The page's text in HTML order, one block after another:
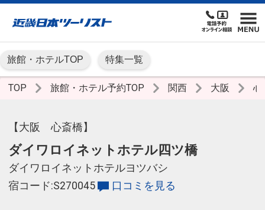
旅館・ホテルTOP 特集一覧
TOP 旅館・ホテル予約TOP 関西 大阪 心
【大阪 心斎橋】
ダイワロイネットホテル四ツ橋
ダイワロイネットホテルヨツバシ
宿コード:S270045
口コミを見る